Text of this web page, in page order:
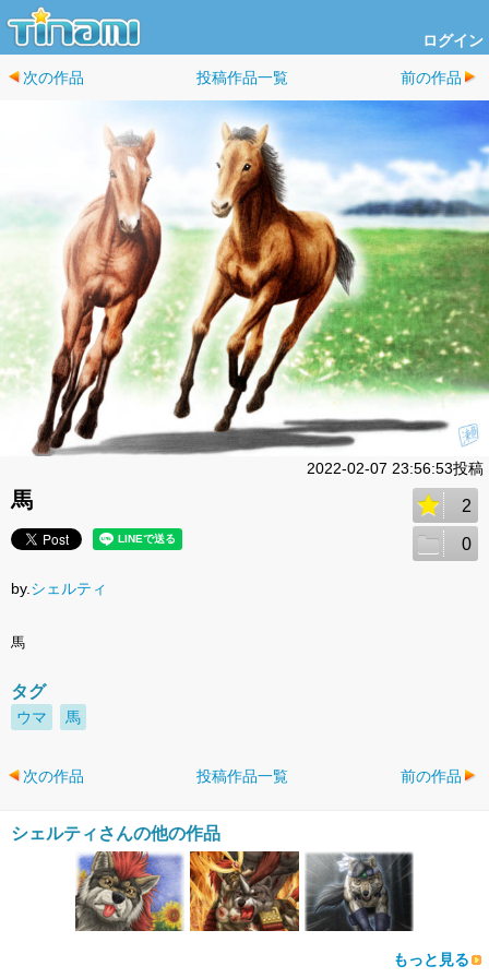
ログイン
次の作品 投稿作品一覧 前の作品
2022-02-07 23:56:53投稿
馬 2
0
by. シェルティ
馬
タグ
ウマ 馬
次の作品 投稿作品一覧 前の作品
シェルティさんの他の作品
もっと見る